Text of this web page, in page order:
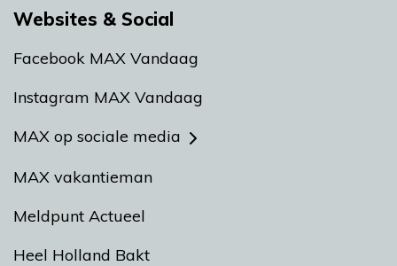
Websites & Social
Facebook MAX Vandaag
Instagram MAX Vandaag
MAX op sociale media
MAX vakantieman
Meldpunt Actueel
Heel Holland Bakt